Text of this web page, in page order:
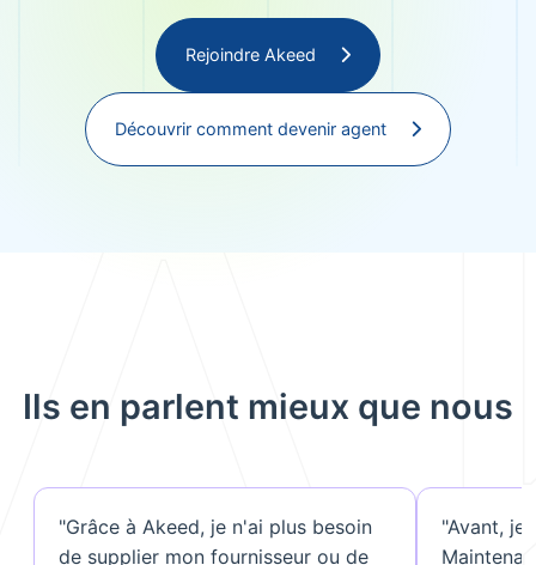
Rejoindre Akeed
Découvrir comment devenir agent
Ils en parlent mieux que nous
"Grâce à Akeed, je n'ai plus besoin
de supplier mon fournisseur ou de
"Avant, je